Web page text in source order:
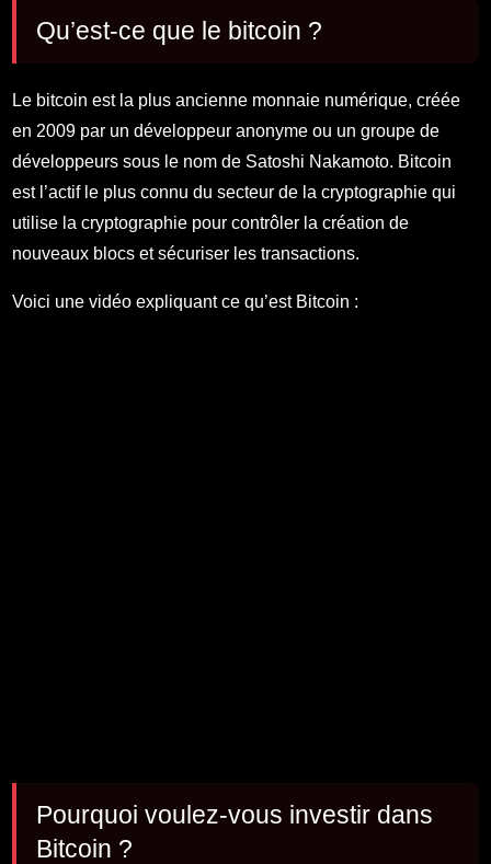
Qu’est-ce que le bitcoin ?
Le bitcoin est la plus ancienne monnaie numérique, créée
en 2009 par un développeur anonyme ou un groupe de
développeurs sous le nom de Satoshi Nakamoto. Bitcoin
est l’actif le plus connu du secteur de la cryptographie qui
utilise la cryptographie pour contrôler la création de
nouveaux blocs et sécuriser les transactions.
Voici une vidéo expliquant ce qu’est Bitcoin :
Pourquoi voulez-vous investir dans
Bitcoin ?